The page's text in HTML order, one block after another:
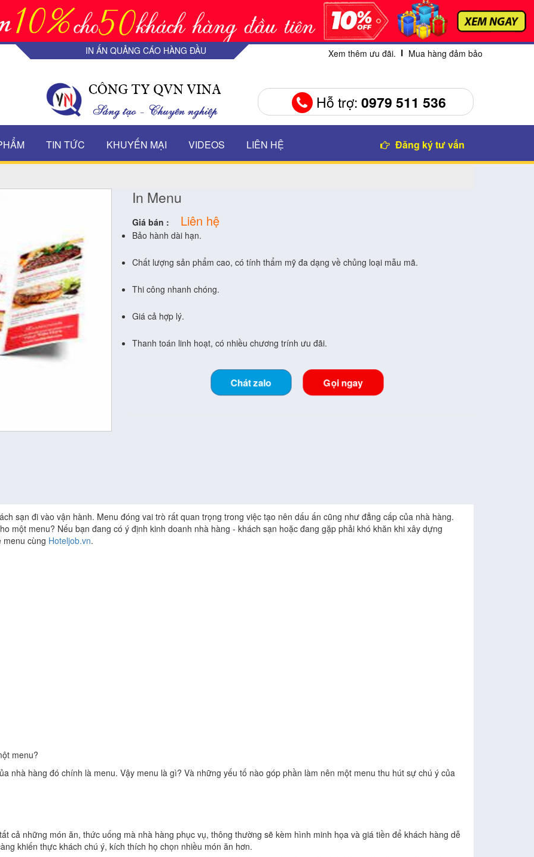
IN ẤN QUẢNG CÁO HÀNG ĐẦU Xem thêm ưu đãi. Mua hàng đảm bảo
Hỗ trợ: 0979 511 536
TIN TỨC KHUYẾN MẠI VIDEOS LIÊN HỆ Đăng ký tư vấn
In Menu
Giá bán : Liên hệ
Bảo hành dài hạn.
Chất lượng sản phẩm cao, có tính thẩm mỹ đa dạng về chủng loại mẫu mã.
Thi công nhanh chóng.
Giá cả hợp lý.
Thanh toán linh hoạt, có nhiều chương trính ưu đãi.
Chát zalo Gọi ngay
sạn đi vào vận hành. Menu đóng vai trò rất quan trọng trong việc tạo nên dấu ấn cũng như đẳng cấp của nhà hàng.
một menu? Nếu bạn đang có ý định kinh doanh nhà hàng - khách sạn hoặc đang gặp phải khó khăn khi xây dựng
menu cùng Hoteljob.vn.
menu?
nhà hàng đó chính là menu. Vậy menu là gì? Và những yếu tố nào góp phần làm nên một menu thu hút sự chú ý của
cả những món ăn, thức uống mà nhà hàng phục vụ, thông thường sẽ kèm hình minh họa và giá tiền để khách hàng dễ
khiến thực khách chú ý, kích thích họ chọn nhiều món ăn hơn.